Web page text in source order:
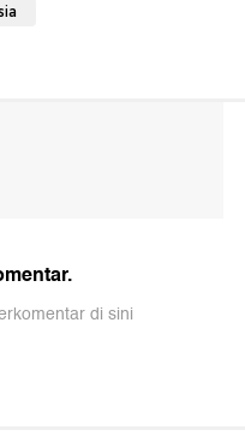
di sini